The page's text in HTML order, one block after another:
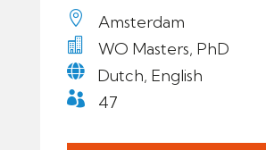
 Amsterdam
 WO Masters, PhD
 Dutch, English
 47